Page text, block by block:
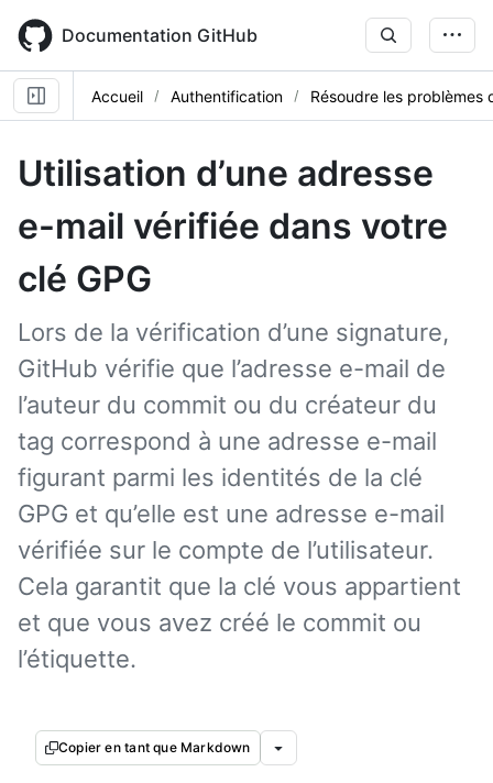
main
content
Documentation GitHub
Accueil Authentification Résoudre les problèmes
Utilisation d’une adresse
e-mail vérifiée dans votre
clé GPG
Lors de la vérification d’une signature,
GitHub vérifie que l’adresse e-mail de
l’auteur du commit ou du créateur du
tag correspond à une adresse e-mail
figurant parmi les identités de la clé
GPG et qu’elle est une adresse e-mail
vérifiée sur le compte de l’utilisateur.
Cela garantit que la clé vous appartient
et que vous avez créé le commit ou
l’étiquette.
Copier en tant que Markdown